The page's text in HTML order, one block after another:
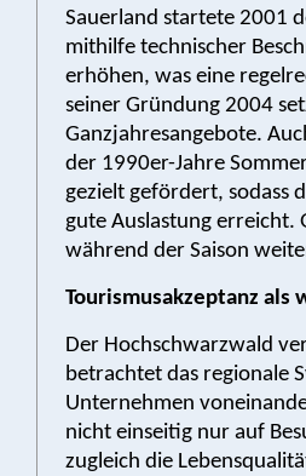
Sauerland startete 2001
mithilfe technischer
erhöhen, was eine
seiner Gründung 2004
Ganzjahresangebote.
der 1990er-Jahre
gezielt gefördert, sodass
gute Auslastung
während der Saison
Tourismusakzeptanz als
Der Hochschwarzwald
betrachtet das regionale
Unternehmen
nicht einseitig nur auf
zugleich die